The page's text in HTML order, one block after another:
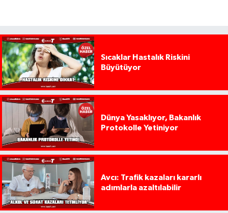
Sıcaklar Hastalık Riskini
Büyütüyor
Dünya Yasaklıyor, Bakanlık
Protokolle Yetiniyor
Avcı: Trafik kazaları kararlı
adımlarla azaltılabilir